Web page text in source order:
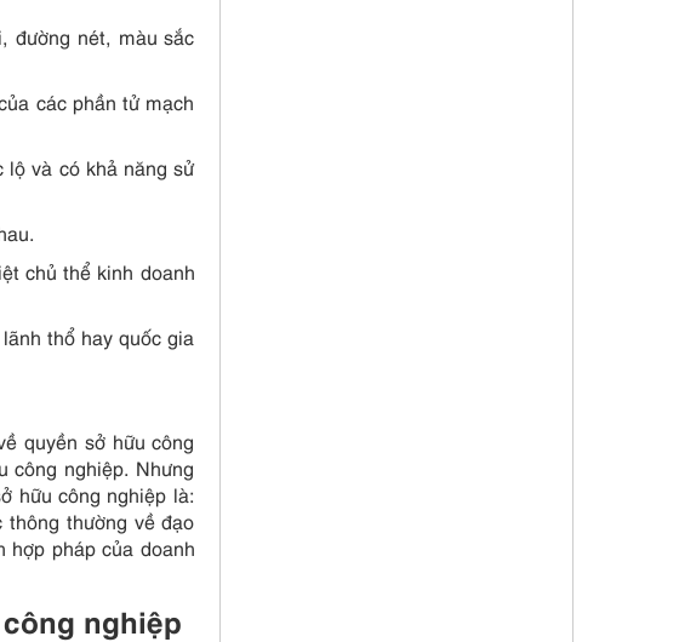
đường nét, màu sắc
các phần tử mạch
và có khả năng sử
chủ thể kinh doanh
thổ hay quốc gia
quyền sở hữu công
công nghiệp. Nhưng
hữu công nghiệp là:
thường về đạo
pháp của doanh
nghiệp